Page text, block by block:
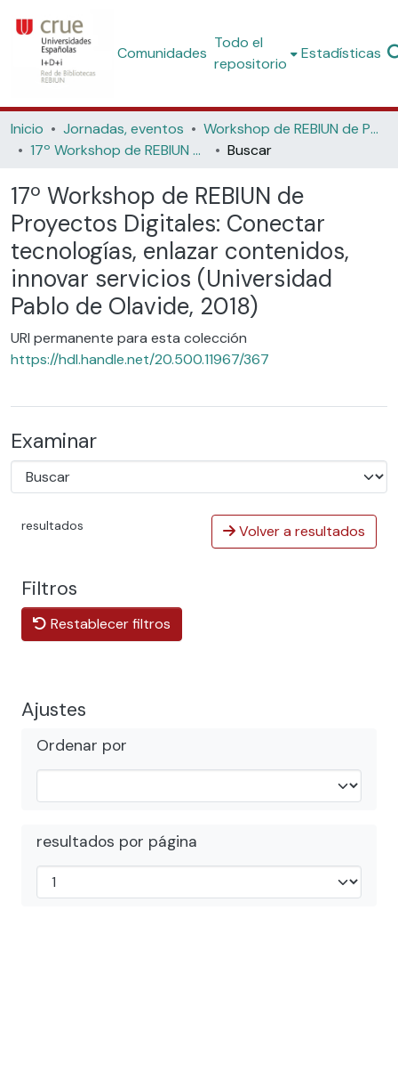
Comunidades
Todo el
repositorio
Estadísticas
Inicio Jornadas, eventos
Workshop de REBIUN de Proyectos Digitales
17º Workshop de REBIUN de Proyectos Digitales: Conectar tecnologías, enlazar contenidos, innovar servicios (Universidad Pablo de Olavide, 2018)
Buscar
17º Workshop de REBIUN de
Proyectos Digitales: Conectar
tecnologías, enlazar contenidos,
innovar servicios (Universidad
Pablo de Olavide, 2018)
URI permanente para esta colección
https://hdl.handle.net/20.500.11967/367
Examinar
resultados Volver a resultados
Filtros
Restablecer filtros
Ajustes
Ordenar por
resultados por página